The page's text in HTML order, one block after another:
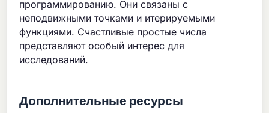
программированию. Они связаны с
неподвижными точками и итерируемыми
функциями. Счастливые простые числа
представляют особый интерес для
исследований.
Дополнительные ресурсы